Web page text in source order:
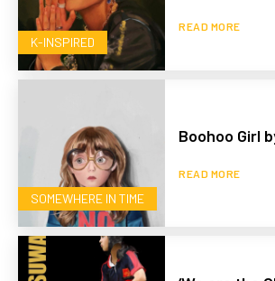
K-INSPIRED
READ MORE
SOMEWHERE IN TIME
Boohoo Girl
READ MORE